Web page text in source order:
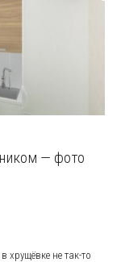
— фото
не так-то